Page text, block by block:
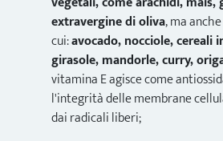
extravergine di oliva, ma
cui:avocado, nocciole, cereali
girasole, mandorle, curry,
vitamina E agisce come
l'integrità delle membrane
dai radicali liberi;